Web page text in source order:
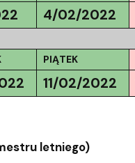
4/02/2022
PIĄTEK
11/02/2022
letniego)